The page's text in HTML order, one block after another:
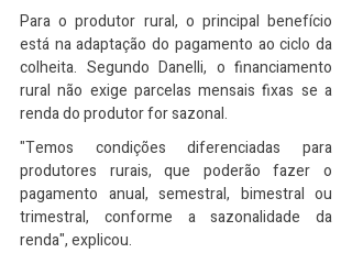
Para o produtor rural, o principal benefício
está na adaptação do pagamento ao ciclo da
colheita. Segundo Danelli, o financiamento
rural não exige parcelas mensais fixas se a
renda do produtor for sazonal.
"Temos condições diferenciadas para
produtores rurais, que poderão fazer o
pagamento anual, semestral, bimestral ou
trimestral, conforme a sazonalidade da
renda", explicou.